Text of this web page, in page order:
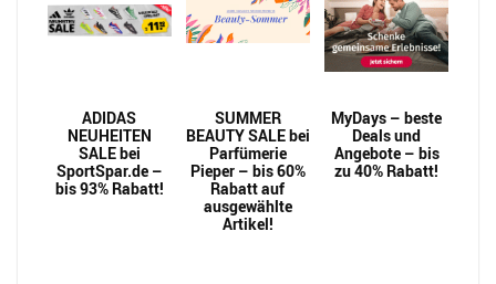
ADIDAS
NEUHEITEN
SALE bei
SportSpar.de –
bis 93% Rabatt!
SUMMER
BEAUTY SALE bei
Parfümerie
Pieper – bis 60%
Rabatt auf
ausgewählte
Artikel!
MyDays – beste
Deals und
Angebote – bis
zu 40% Rabatt!